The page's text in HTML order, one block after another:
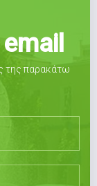
της παρακάτω